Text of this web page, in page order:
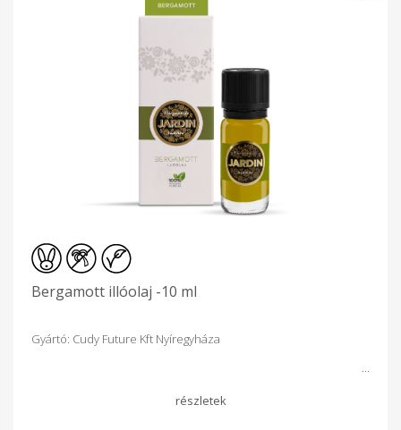
Bergamott illóolaj -10 ml
Gyártó: Cudy Future Kft Nyíregyháza